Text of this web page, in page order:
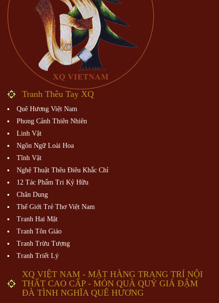
Tranh Thêu Tay XQ
Quê Hương Việt Nam
Phong Cảnh Thiên Nhiên
Linh Vật
Ngôn Ngữ Loài Hoa
Tĩnh Vật
Nghệ Thuật Thêu Điêu Khắc Chỉ
12 Tác Phẩm Tri Kỷ Hữu
Chân Dung
Thế Giới Trẻ Thơ Việt Nam
Tranh Hai Mặt
Tranh Tôn Giáo
Tranh Trừu Tượng
Tranh Triết Lý
XQ VIỆT NAM - MẶT HÀNG TRANG TRÍ NỘI
THẤT CAO CẤP - MÓN QUÀ QUÝ GIÁ ĐẬM
ĐÀ TÌNH NGHĨA QUÊ HƯƠNG